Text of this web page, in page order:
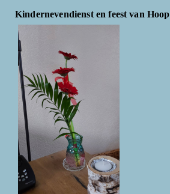
Kindernevendienst en feest van Hoop